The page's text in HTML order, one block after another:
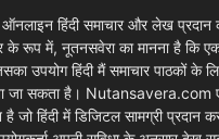
हिंदी समाचार और लेख
के रूप में, नूतनसवेरा का मानना है कि
उपयोग हिंदी मैं समाचार पाठकों के
जा सकता है। Nutansavera.com
जो हिंदी में डिजिटल सामग्री प्रदान